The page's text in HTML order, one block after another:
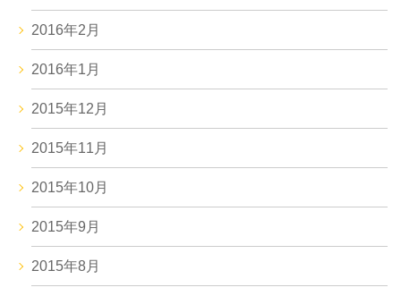
2016年2月
2016年1月
2015年12月
2015年11月
2015年10月
2015年9月
2015年8月